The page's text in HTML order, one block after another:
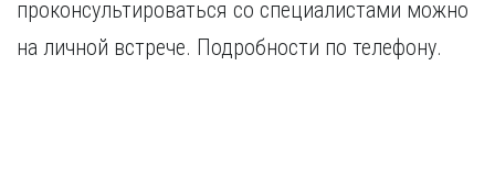
проконсультироваться со специалистами можно
на личной встрече. Подробности по телефону.